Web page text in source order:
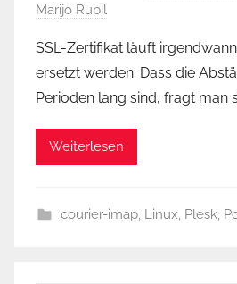
Marijo Rubil
SSL-Zertifikat läuft
ersetzt werden. Dass die
Perioden lang sind, fragt man
Weiterlesen
courier-imap, Linux, Plesk,